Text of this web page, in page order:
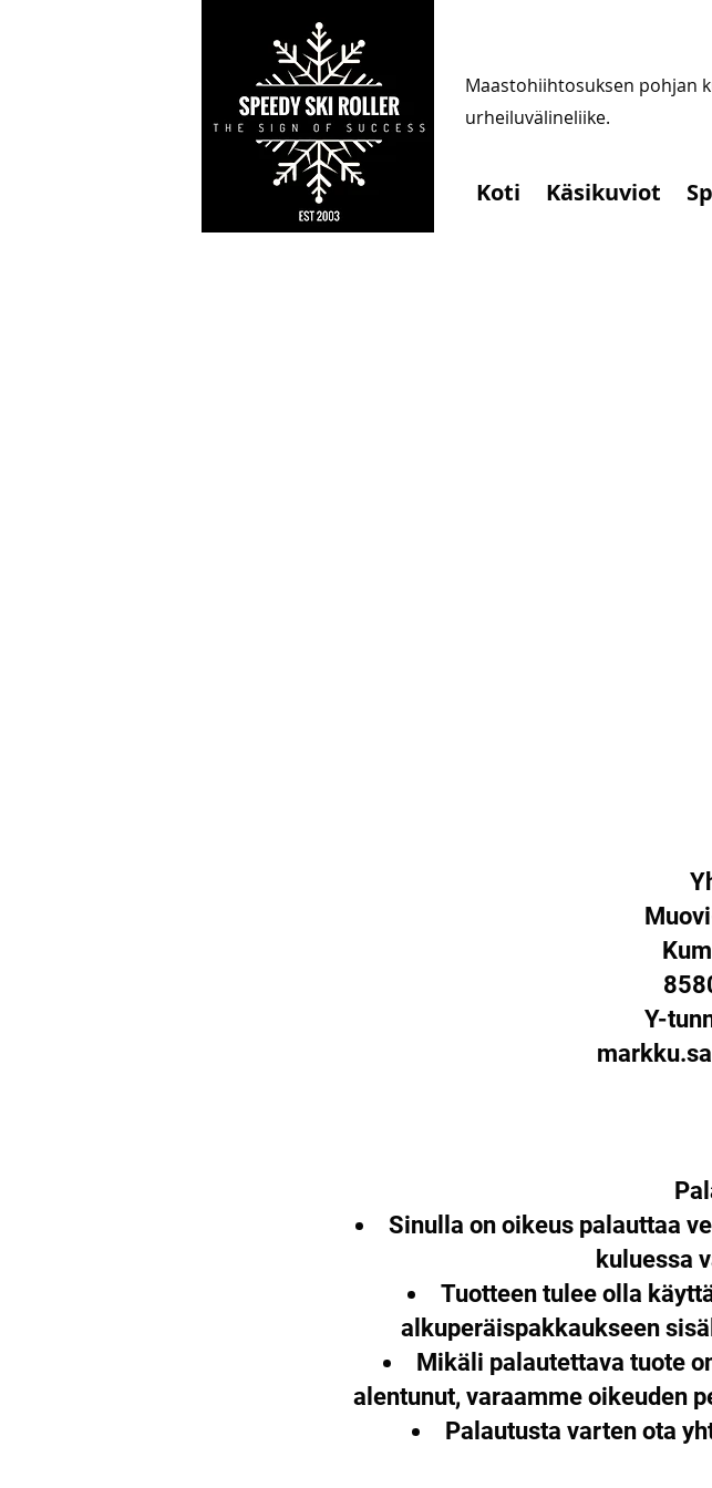
Maastohiihtosuksen pohjan
urheiluvälineliike.
Koti Käsikuviot
Y-
Sinulla on oikeus palauttaa
kuluessa
Tuotteen tulee olla
alkuperäispakkaukseen
Mikäli palautettava tuote
alentunut, varaamme oikeuden
Palautusta varten ota